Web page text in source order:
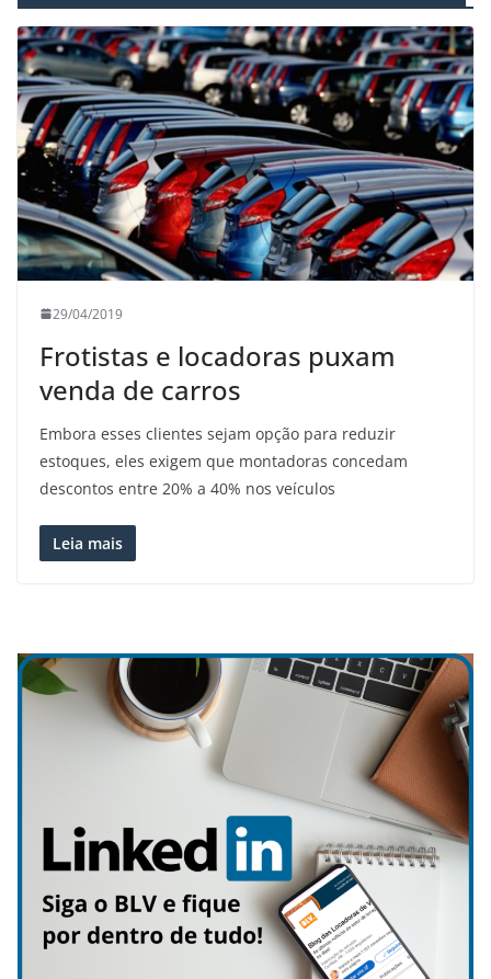
29/04/2019
Frotistas e locadoras puxam
venda de carros
Embora esses clientes sejam opção para reduzir
estoques, eles exigem que montadoras concedam
descontos entre 20% a 40% nos veículos
Leia mais